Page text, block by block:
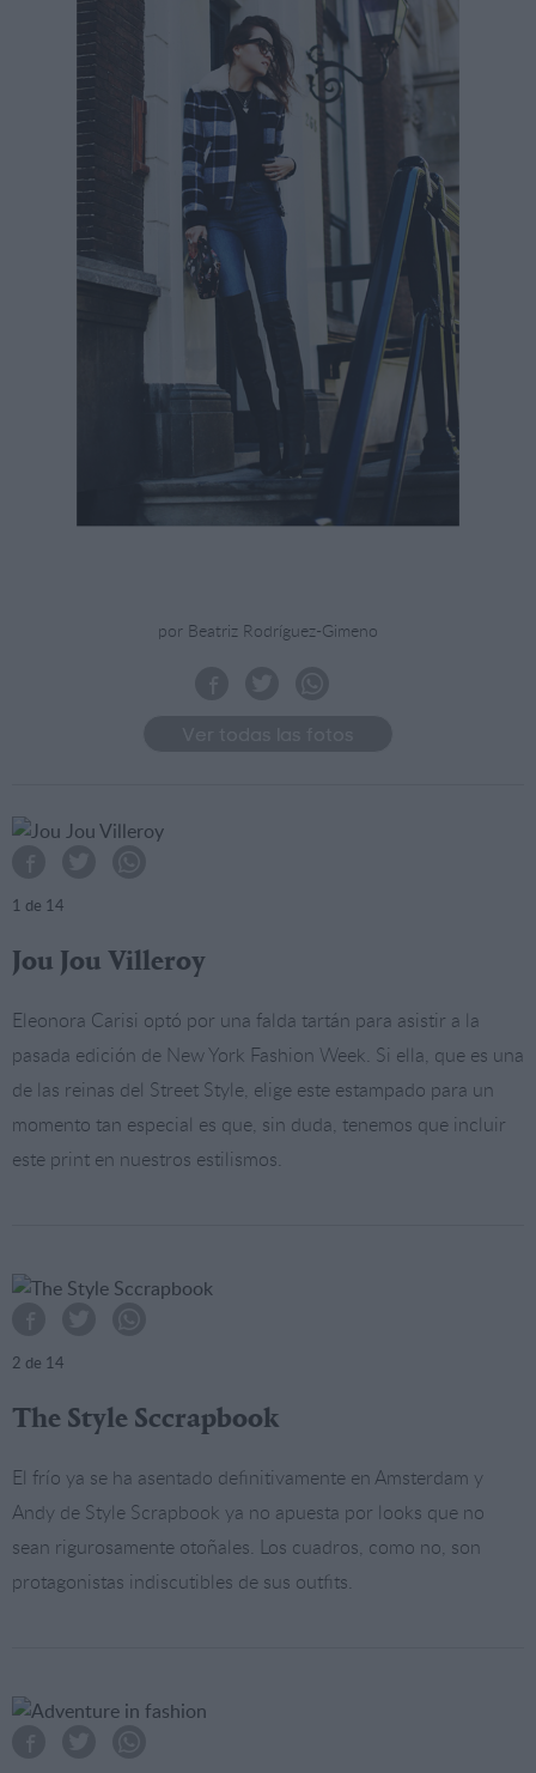
por Beatriz Rodríguez-Gimeno
1 de 14
Jou Jou Villeroy
Eleonora Carisi optó por una falda tartán para asistir a la
pasada edición de New York Fashion Week. Si ella, que es una
de las reinas del Street Style, elige este estampado para un
momento tan especial es que, sin duda, tenemos que incluir
este print en nuestros estilismos.
2 de 14
The Style Sccrapbook
El frío ya se ha asentado definitivamente en Amsterdam y
Andy de Style Scrapbook ya no apuesta por looks que no
sean rigurosamente otoñales. Los cuadros, como no, son
protagonistas indiscutibles de sus outfits.